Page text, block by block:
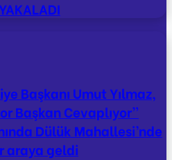
Başkanı Umut Yılmaz,
Başkan Cevaplıyor”
Dülük Mahallesi’nde
araya geldi